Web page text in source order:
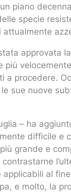
piano
specie
approvata
più
a procedere.
sue nuove
– ha
difficile e
grande e
al
e molto, la